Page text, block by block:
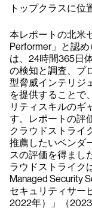
トップクラスに位
本レポートの北米
Performer」と認め
は、24時間365日
の検知と調査、プ
型脅威インテリジ
を提供することで
リティスキルのギ
す。レポートの評
クラウドストライ
推薦したいベンダ
スの評価を得まし
ラウドストライク
Managed Security
セキュリティサー
2022年）」（